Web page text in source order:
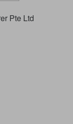
Pte Ltd